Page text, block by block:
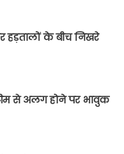
के बीच निखरे
से अलग होने पर भावुक